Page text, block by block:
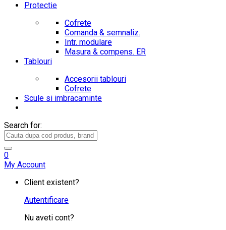
Protectie
Cofrete
Comanda & semnaliz.
Intr. modulare
Masura & compens. ER
Tablouri
Accesorii tablouri
Cofrete
Scule si imbracaminte
Search for:
0
My Account
Client existent?
Autentificare
Nu aveti cont?